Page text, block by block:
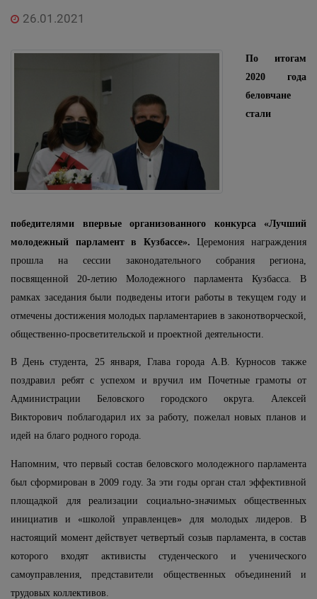
26.01.2021
По итогам
2020 года
беловчане
стали
победителями впервые организованного конкурса «Лучший
молодежный парламент в Кузбассе». Церемония награждения
прошла на сессии законодательного собрания региона,
посвященной 20-летию Молодежного парламента Кузбасса. В
рамках заседания были подведены итоги работы в текущем году и
отмечены достижения молодых парламентариев в законотворческой,
общественно-просветительской и проектной деятельности.
В День студента, 25 января, Глава города А.В. Курносов также
поздравил ребят с успехом и вручил им Почетные грамоты от
Администрации Беловского городского округа. Алексей
Викторович поблагодарил их за работу, пожелал новых планов и
идей на благо родного города.
Напомним, что первый состав беловского молодежного парламента
был сформирован в 2009 году. За эти годы орган стал эффективной
площадкой для реализации социально-значимых общественных
инициатив и «школой управленцев» для молодых лидеров. В
настоящий момент действует четвертый созыв парламента, в состав
которого входят активисты студенческого и ученического
самоуправления, представители общественных объединений и
трудовых коллективов.